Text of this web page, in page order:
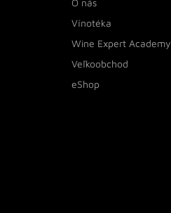
O nás
Vínotéka
Wine Expert Academy
Veľkoobchod
eShop